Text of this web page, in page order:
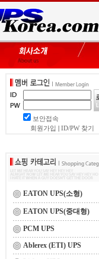
보안접속
회원가입
ID/PW 찾기
EATON UPS(소형)
EATON UPS(중대형)
PCM UPS
Ablerex (ETI) UPS